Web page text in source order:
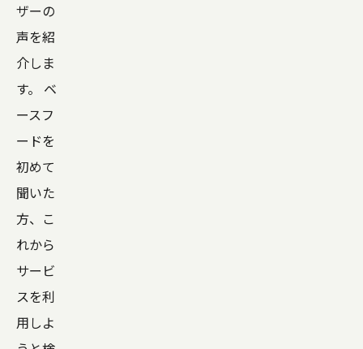
ザーの
声を紹
介しま
す。 ベ
ースフ
ードを
初めて
聞いた
方、こ
れから
サービ
スを利
用しよ